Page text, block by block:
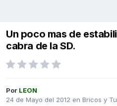
Un poco mas de
cabra de la SD.
Por LEON
24 de Mayo del 2012 en Bricos y